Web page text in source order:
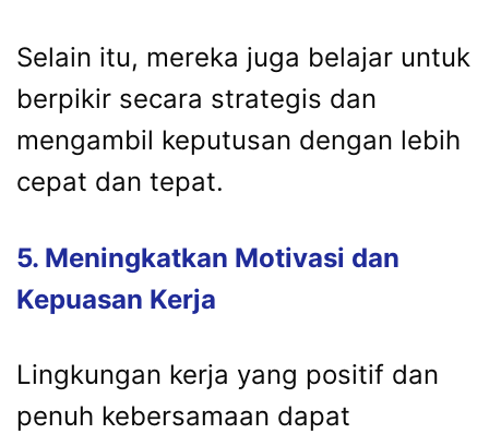
Selain itu, mereka juga belajar untuk
berpikir secara strategis dan
mengambil keputusan dengan lebih
cepat dan tepat.
5. Meningkatkan Motivasi dan
Kepuasan Kerja
Lingkungan kerja yang positif dan
penuh kebersamaan dapat